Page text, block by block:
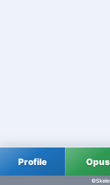
Profile Opus